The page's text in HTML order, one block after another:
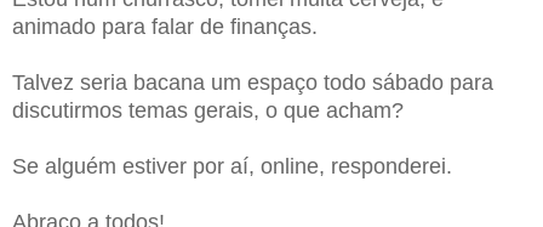
animado para falar de finanças.
Talvez seria bacana um espaço todo sábado para
discutirmos temas gerais, o que acham?
Se alguém estiver por aí, online, responderei.
Abraço a todos!